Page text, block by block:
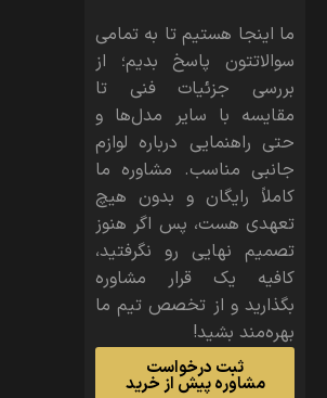
ما اینجا هستیم تا به تمامی
سوالاتتون پاسخ بدیم؛ از
بررسی جزئیات فنی تا
مقایسه با سایر مدل‌ها و
حتی راهنمایی درباره لوازم
جانبی مناسب. مشاوره ما
کاملاً رایگان و بدون هیچ
تعهدی هست، پس اگر هنوز
تصمیم نهایی رو نگرفتید،
کافیه یک قرار مشاوره
بگذارید و از تخصص تیم ما
بهره‌مند بشید!
ثبت درخواست
مشاوره پیش از خرید